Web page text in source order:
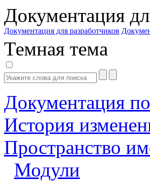
Документация
Документация для разработчиков
Темная тема
Документация
История
Пространство
Модули